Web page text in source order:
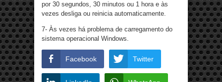
por 30 segundos, 30 minutos ou 1 hora e às
vezes desliga ou reinicia automaticamente.
7- Às vezes há problema de carregamento do
sistema operacional Windows.
Facebook Twitter